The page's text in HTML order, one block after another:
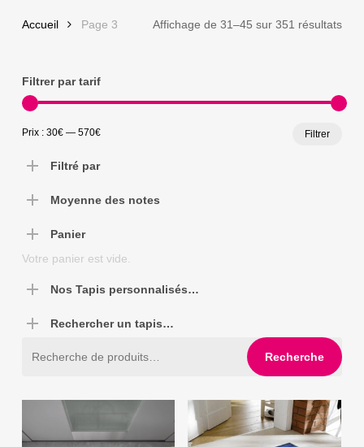
Affichage de 31–45 sur 351 résultats
Accueil Page 3
Filtrer par tarif
Filtrer
Prix : 30€— 570€
Filtré par
Moyenne des notes
Panier
Votre panier est vide.
Nos Tapis personnalisés…
Rechercher un tapis…
Recherche